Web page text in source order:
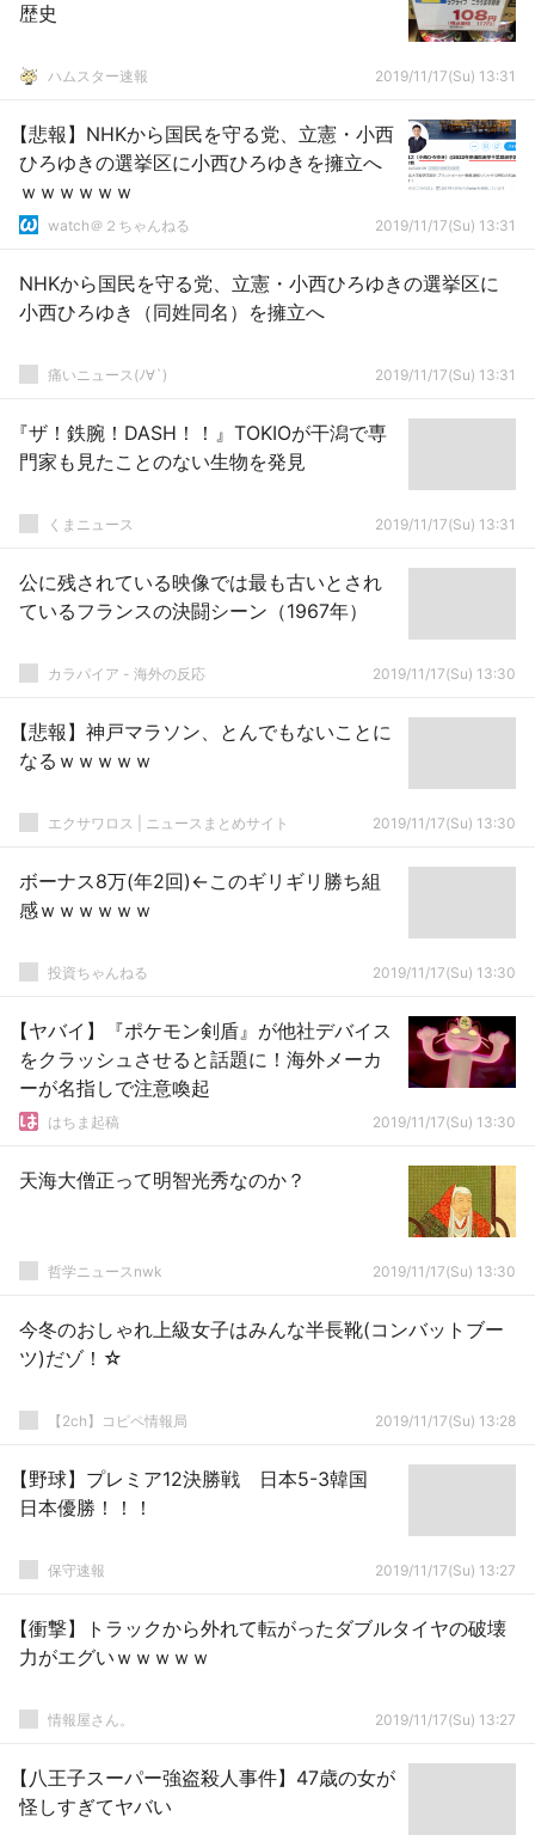
歴史
ハムスター速報 2019/11/17(Su) 13:31
【悲報】NHKから国民を守る党、立憲・小西
ひろゆきの選挙区に小西ひろゆきを擁立へ
ｗｗｗｗｗｗ
watch＠２ちゃんねる 2019/11/17(Su) 13:31
NHKから国民を守る党、立憲・小西ひろゆきの選挙区に
小西ひろゆき（同姓同名）を擁立へ
痛いニュース(ﾉ∀`) 2019/11/17(Su) 13:31
『ザ！鉄腕！DASH！！』TOKIOが干潟で専
門家も見たことのない生物を発見
くまニュース 2019/11/17(Su) 13:31
公に残されている映像では最も古いとされ
ているフランスの決闘シーン（1967年）
カラパイア - 海外の反応 2019/11/17(Su) 13:30
【悲報】神戸マラソン、とんでもないことに
なるｗｗｗｗｗ
エクサワロス | ニュースまとめサイト 2019/11/17(Su) 13:30
ボーナス8万(年2回)←このギリギリ勝ち組
感ｗｗｗｗｗｗ
投資ちゃんねる 2019/11/17(Su) 13:30
【ヤバイ】『ポケモン剣盾』が他社デバイス
をクラッシュさせると話題に！海外メーカ
ーが名指しで注意喚起
はちま起稿 2019/11/17(Su) 13:30
天海大僧正って明智光秀なのか？
哲学ニュースnwk 2019/11/17(Su) 13:30
今冬のおしゃれ上級女子はみんな半長靴(コンバットブー
ツ)だゾ！☆
【2ch】コピペ情報局 2019/11/17(Su) 13:28
【野球】プレミア12決勝戦 日本5-3韓国
日本優勝！！！
保守速報 2019/11/17(Su) 13:27
【衝撃】トラックから外れて転がったダブルタイヤの破壊
力がエグいｗｗｗｗｗ
情報屋さん。 2019/11/17(Su) 13:27
【八王子スーパー強盗殺人事件】47歳の女が
怪しすぎてヤバい